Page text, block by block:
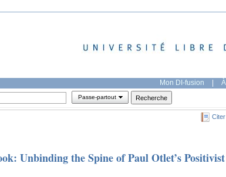
Mon DI-fusion |
Passe-partout
Citer
Unbinding the Spine of Paul Otlet’s Positivist